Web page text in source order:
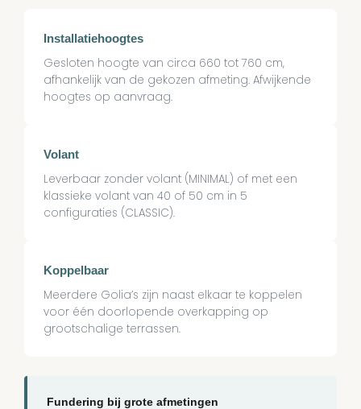
Installatiehoogtes
Gesloten hoogte van circa 660 tot 760 cm,
afhankelijk van de gekozen afmeting. Afwijkende
hoogtes op aanvraag.
Volant
Leverbaar zonder volant (MINIMAL) of met een
klassieke volant van 40 of 50 cm in 5
configuraties (CLASSIC).
Koppelbaar
Meerdere Golia’s zijn naast elkaar te koppelen
voor één doorlopende overkapping op
grootschalige terrassen.
Fundering bij grote afmetingen